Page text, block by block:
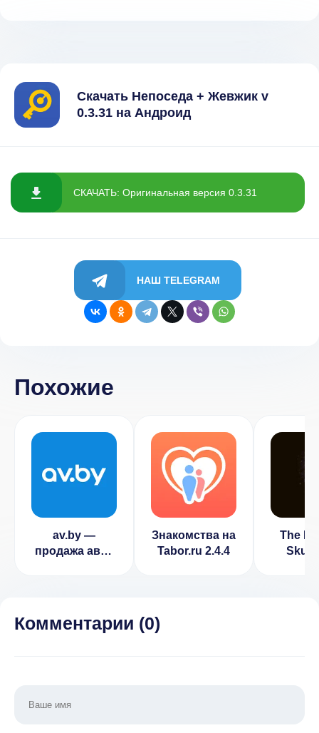
Скачать Непоседа + Жевжик v
0.3.31 на Андроид
СКАЧАТЬ: Оригинальная версия 0.3.31
НАШ TELEGRAM
Похожие
av.by —
продажа авто
Знакомства на
Tabor.ru 2.4.4
The
Skull
Комментарии (0)